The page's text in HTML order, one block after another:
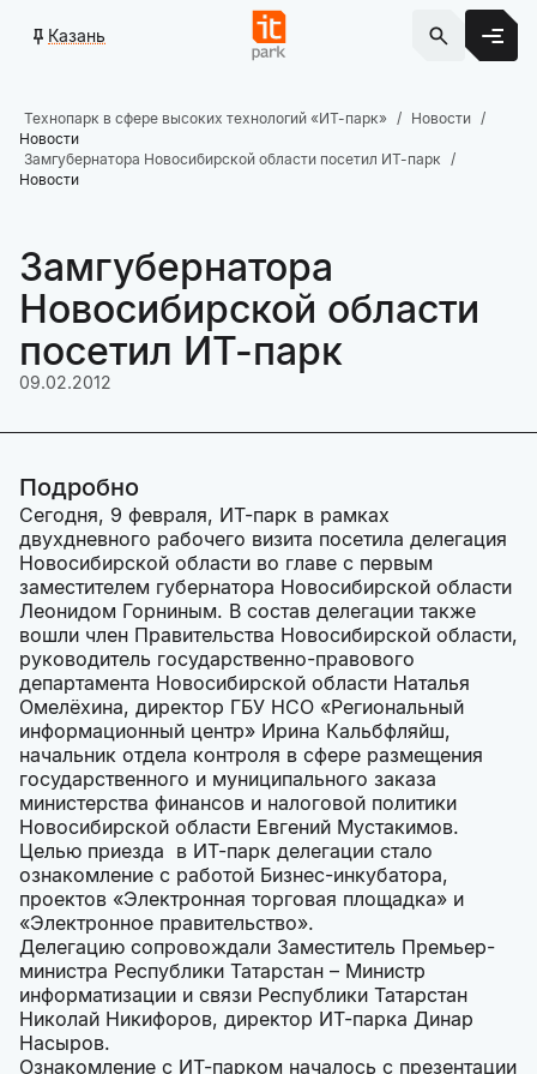
Казань
Технопарк в сфере высоких технологий «ИТ-парк»
Новости
Новости
Замгубернатора Новосибирской области посетил ИТ-парк
Новости
Замгубернатора
Новосибирской области
посетил ИТ-парк
09.02.2012
Подробно
Сегодня, 9 февраля, ИТ-парк в рамках
двухдневного рабочего визита посетила делегация
Новосибирской области во главе с первым
заместителем губернатора Новосибирской области
Леонидом Горниным. В состав делегации также
вошли член Правительства Новосибирской области,
руководитель государственно-правового
департамента Новосибирской области Наталья
Омелёхина, директор ГБУ НСО «Региональный
информационный центр» Ирина Кальбфляйш,
начальник отдела контроля в сфере размещения
государственного и муниципального заказа
министерства финансов и налоговой политики
Новосибирской области Евгений Мустакимов.
Целью приезда в ИТ-парк делегации стало
ознакомление с работой Бизнес-инкубатора,
проектов «Электронная торговая площадка» и
«Электронное правительство».
Делегацию сопровождали Заместитель Премьер-
министра Республики Татарстан – Министр
информатизации и связи Республики Татарстан
Николай Никифоров, директор ИТ-парка Динар
Насыров.
Ознакомление с ИТ-парком началось с презентации